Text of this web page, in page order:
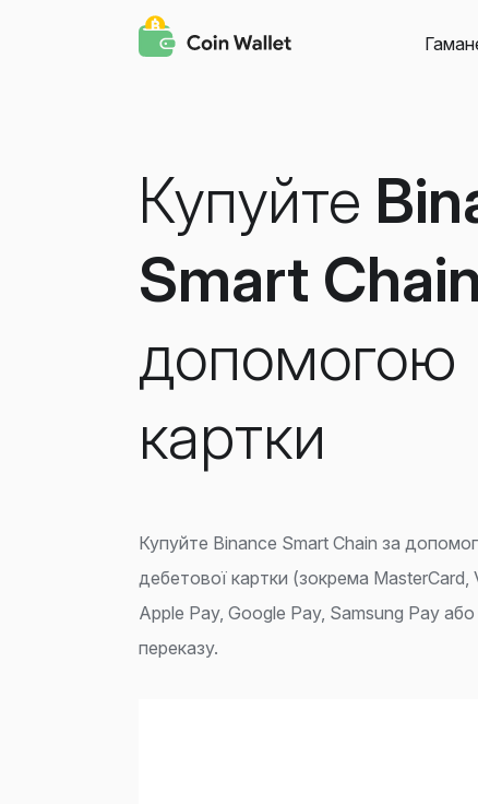
Купуйте
Smart Chain
допомогою
картки
Купуйте Binance Smart Chain за
дебетової картки (зокрема MasterCard,
Apple Pay, Google Pay, Samsung Pay або
переказу.